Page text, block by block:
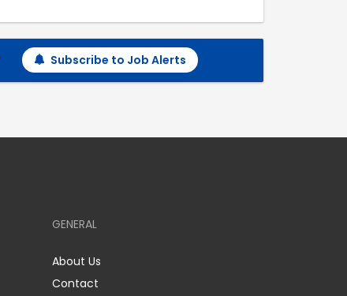
Subscribe to Job Alerts
GENERAL
About Us
Contact